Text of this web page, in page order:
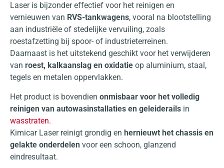
Laser is bijzonder effectief voor het reinigen en
vernieuwen van RVS-tankwagens, vooral na blootstelling
aan industriële of stedelijke vervuiling, zoals
roestafzetting bij spoor- of industrieterreinen.
Daarnaast is het uitstekend geschikt voor het verwijderen
van roest, kalkaanslag en oxidatie op aluminium, staal,
tegels en metalen oppervlakken.
Het product is bovendien onmisbaar voor het volledig
reinigen van autowasinstallaties en geleiderails in
wasstraten.
Kimicar Laser reinigt grondig en hernieuwt het chassis en
gelakte onderdelen voor een schoon, glanzend
eindresultaat.